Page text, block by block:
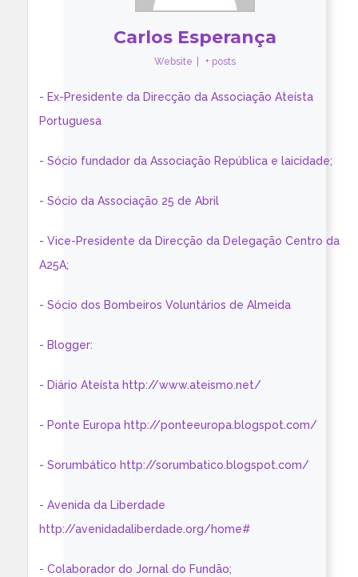
Carlos Esperança
Website + posts
- Ex-Presidente da Direcção da Associação Ateísta
Portuguesa
- Sócio fundador da Associação República e laicidade;
- Sócio da Associação 25 de Abril
- Vice-Presidente da Direcção da Delegação Centro da
A25A;
- Sócio dos Bombeiros Voluntários de Almeida
- Blogger:
- Diário Ateísta http://www.ateismo.net/
- Ponte Europa http://ponteeuropa.blogspot.com/
- Sorumbático http://sorumbatico.blogspot.com/
- Avenida da Liberdade
http://avenidadaliberdade.org/home#
- Colaborador do Jornal do Fundão;